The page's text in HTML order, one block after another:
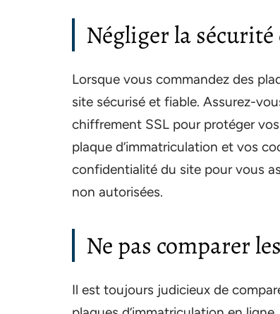
Négliger la
Lorsque vous commandez des
site sécurisé et fiable. Assurez-
chiffrement SSL pour protéger
plaque d’immatriculation et vos
confidentialité du site pour vous
non autorisées.
Ne pas comparer
Il est toujours judicieux de